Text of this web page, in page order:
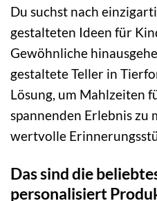
Du suchst nach
gestalteten Ideen für
Gewöhnliche
gestaltete Teller in
Lösung, um Mahlzeiten
spannenden Erlebnis zu
wertvolle
Das sind die
personalisiert